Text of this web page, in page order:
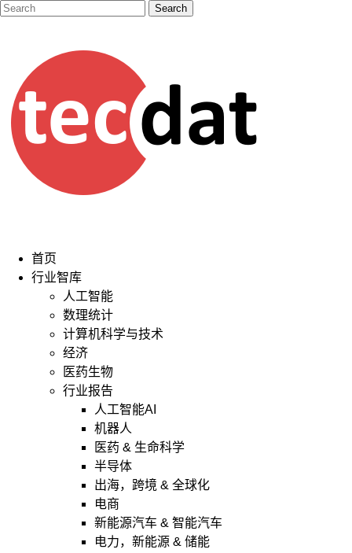
首页
行业智库
人工智能
数理统计
计算机科学与技术
经济
医药生物
行业报告
人工智能AI
机器人
医药 & 生命科学
半导体
出海，跨境 & 全球化
电商
新能源汽车 & 智能汽车
电力，新能源 & 储能